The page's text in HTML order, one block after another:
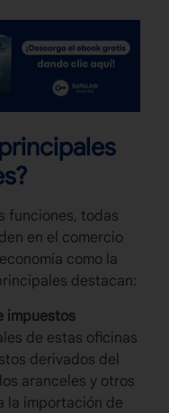
funciones, todas
en el comercio
como la
destacan:
impuestos
de estas oficinas
derivados del
aranceles y otros
la importación de